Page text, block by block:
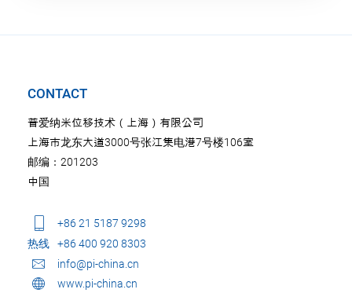
CONTACT
普爱纳米位移技术（上海）有限公司
上海市龙东大道3000号张江集电港7号楼106室
邮编：201203
中国
+86 21 5187 9298
热线
+86 400 920 8303
info@pi-china.cn
www.pi-china.cn